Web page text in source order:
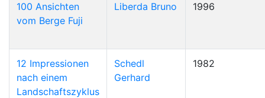
100 Ansichten
vom Berge Fuji
Liberda Bruno 1996
12 Impressionen
nach einem
Landschaftszyklus
Schedl
Gerhard
1982